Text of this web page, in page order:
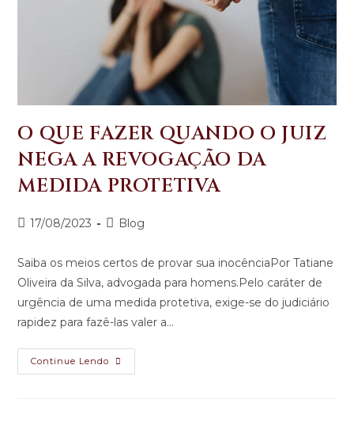
O QUE FAZER QUANDO O JUIZ
NEGA A REVOGAÇÃO DA
MEDIDA PROTETIVA
17/08/2023 Blog
Saiba os meios certos de provar sua inocênciaPor Tatiane
Oliveira da Silva, advogada para homens.Pelo caráter de
urgência de uma medida protetiva, exige-se do judiciário
rapidez para fazê-las valer a…
Continue Lendo